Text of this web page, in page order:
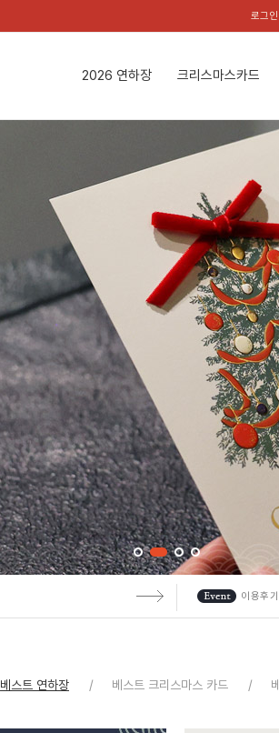
로그인
2026 연하장 크리스마스카드
이용후
베스트 연하장 베스트 크리스마스 카드